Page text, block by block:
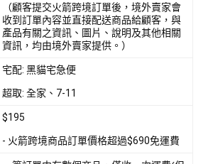
（顧客提交火箭跨境訂單後，境外賣家會
收到訂單內容並直接配送商品給顧客，與
產品有關之資訊、圖片、說明及其他相關
資訊，均由境外賣家提供。）
宅配: 黑貓宅急便
超取: 全家、7-11
$195
- 火箭跨境商品訂單價格超過$690免運費